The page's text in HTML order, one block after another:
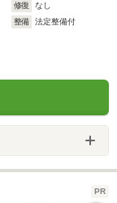
修復
なし
整備
法定整備付
PR